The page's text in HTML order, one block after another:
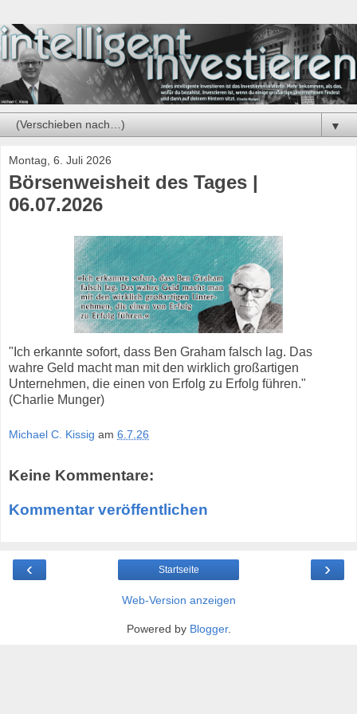
▼
Montag, 6. Juli 2026
Börsenweisheit des Tages |
06.07.2026
"Ich erkannte sofort, dass Ben Graham falsch lag. Das
wahre Geld macht man mit den wirklich großartigen
Unternehmen, die einen von Erfolg zu Erfolg führen."
(Charlie Munger)
Michael C. Kissig am 6.7.26
Keine Kommentare:
Kommentar veröffentlichen
‹ ›
Startseite
Web-Version anzeigen
Powered by Blogger.